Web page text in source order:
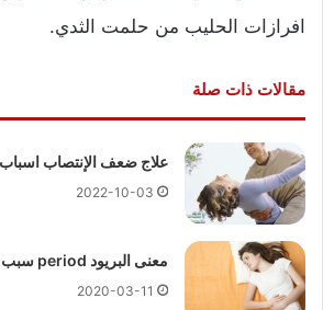
افرازات الحليب من حلمت الثدي.
مقالات ذات صلة
علاج ضعف الإنتصاب اسباب
2022-10-03
معنى البريود period سبب تأخرها عن سن 16
2020-03-11